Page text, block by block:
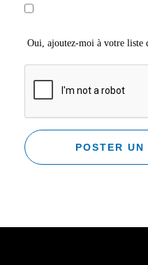
Oui, ajoutez-moi à votre liste